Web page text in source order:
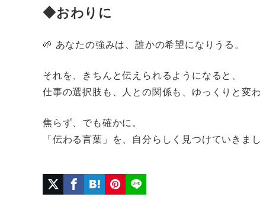
◆おわりに
🌱 あなたの強みは、誰かの希望になりうる。
それを、きちんと伝えられるようになると、
仕事の選択肢も、人との関係も、ゆっくりと変
焦らず、でも確かに。
「伝わる言葉」を、自分らしく見つけていきまし